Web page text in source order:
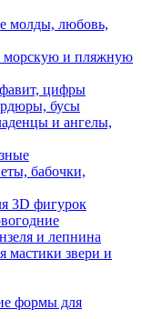
молды, любовь,
морскую и пляжную
цифры
бусы
и ангелы,
бабочки,
3D фигурок
и лепнина
мастики звери и
формы для